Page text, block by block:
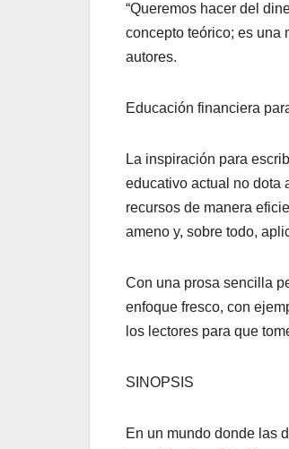
“Queremos hacer del
concepto teórico; es una
autores.
Educación financiera
La inspiración para
educativo actual no dota
recursos de manera
ameno y, sobre todo,
Con una prosa sencilla
enfoque fresco, con
los lectores para que
SINOPSIS
En un mundo donde las